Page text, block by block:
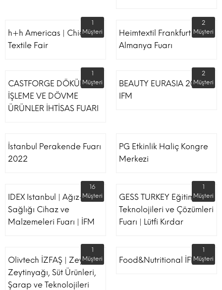
h+h Americas | Chicago
Textile Fair
1
Müşteri
Heimtextil Frankfurt
Almanya Fuarı
2
Müşteri
CASTFORGE DÖKÜM,
İŞLEME VE DÖVME
ÜRÜNLER İHTİSAS FUARI
1
Müşteri
BEAUTY EURASIA 2022
IFM
2
Müşteri
İstanbul Perakende Fuarı
2022
PG Etkinlik Haliç Kongre
Merkezi
IDEX Istanbul | Ağız-Diş
Sağlığı Cihaz ve
Malzemeleri Fuarı | İFM
16
Müşteri
GESS TURKEY Eğitim
Teknolojileri ve Çözümleri
Fuarı | Lütfi Kırdar
1
Müşteri
Olivtech İZFAŞ | Zeytin,
Zeytinyağı, Süt Ürünleri,
Şarap ve Teknolojileri
1
Müşteri
Food&Nutritional İFM
1
Müşteri